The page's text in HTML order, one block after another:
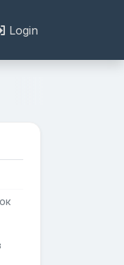
Login